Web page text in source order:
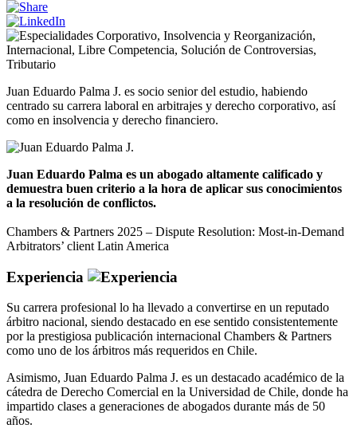
Corporativo, Insolvencia y Reorganización,
Internacional, Libre Competencia, Solución de Controversias,
Tributario
Juan Eduardo Palma J. es socio senior del estudio, habiendo
centrado su carrera laboral en arbitrajes y derecho corporativo, así
como en insolvencia y derecho financiero.
Juan Eduardo Palma es un abogado altamente calificado y
demuestra buen criterio a la hora de aplicar sus conocimientos
a la resolución de conflictos.
Chambers & Partners 2025 – Dispute Resolution: Most-in-Demand
Arbitrators’ client Latin America
Experiencia
Su carrera profesional lo ha llevado a convertirse en un reputado
árbitro nacional, siendo destacado en ese sentido consistentemente
por la prestigiosa publicación internacional Chambers & Partners
como uno de los árbitros más requeridos en Chile.
Asimismo, Juan Eduardo Palma J. es un destacado académico de la
cátedra de Derecho Comercial en la Universidad de Chile, donde ha
impartido clases a generaciones de abogados durante más de 50
años.